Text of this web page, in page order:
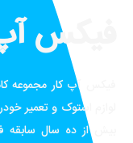
فیکس
فیکس آپ کار مجموعه
لوازم استوک و تعمیر
بیش از ده سال سابقه